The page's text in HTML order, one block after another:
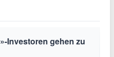
Investoren gehen zu